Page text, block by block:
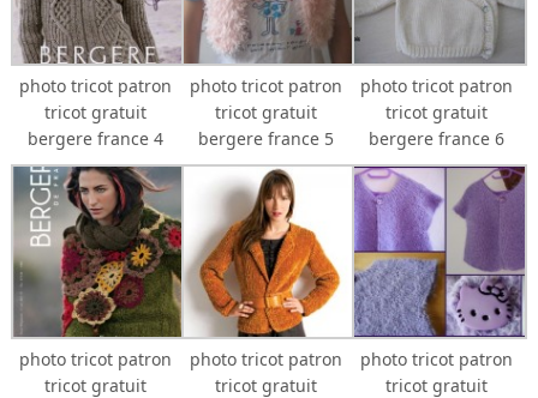
photo tricot patron
tricot gratuit
bergere france 4
photo tricot patron
tricot gratuit
bergere france 5
photo tricot patron
tricot gratuit
bergere france 6
photo tricot patron
tricot gratuit
photo tricot patron
tricot gratuit
photo tricot patron
tricot gratuit